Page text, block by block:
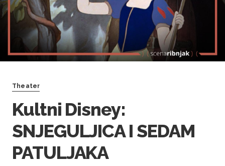
Theater
Kultni Disney:
SNJEGULJICA I SEDAM
PATULJAKA